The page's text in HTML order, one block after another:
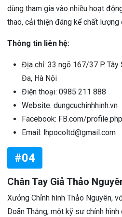
dùng tham gia vào nhiều hoạt
thao, cải thiện đáng kể chất lượng
Thông tin liên hệ:
Địa chỉ: 33 ngõ 167/37 P. Tây
Đa, Hà Nội
Điện thoại: 0985 211 888
Website: dungcuchinhhinh.vn
Facebook: FB.com/
Email: lhpocoltd@gmail.com
#04
Chân Tay Giả Thảo
Xưởng Chỉnh hình Thảo Nguyên,
Doãn Thắng, một kỹ sư chỉnh